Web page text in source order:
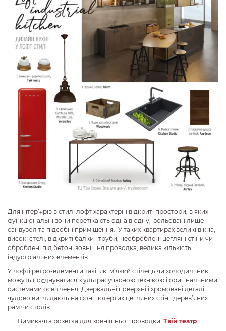
Для інтер’єрів в стилі лофт характерні відкриті простори, в яких
функціональні зони перетікають одна в одну, ізольовані лише
санвузол та підсобні приміщення. У таких квартирах великі вікна,
високі стелі, відкриті балки і труби, необроблені цегляні стіни чи
оброблені під бетон, зовнішня проводка, велика кількість
індустріальних елементів.
У лофті ретро-елементи такі, як м’який стілець чи холодильник
можуть поєднуватися з ультрасучасною технікою і оригінальними
системами освітлення. Дзеркальні поверхні і хромовані деталі
чудово виглядають на фоні потертих цегляних стін і дерев’яних
рам чи столів.
Вимикачта розетка для зовнішньої проводки, Твій театр